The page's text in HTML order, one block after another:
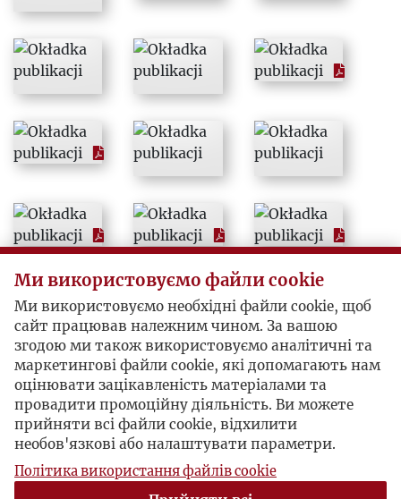
1995
1996
1997
1999
2000
2001
2002
2003
2004
Ми використовуємо файли cookie
Ми використовуємо необхідні файли cookie, щоб
сайт працював належним чином. За вашою
згодою ми також використовуємо аналітичні та
маркетингові файли cookie, які допомагають нам
оцінювати зацікавленість матеріалами та
провадити промоційну діяльність. Ви можете
прийняти всі файли cookie, відхилити
необов'язкові або налаштувати параметри.
Політика використання файлів cookie